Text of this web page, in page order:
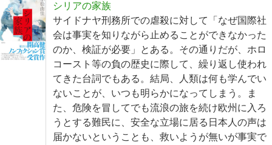
シリアの家族
サイドナヤ刑務所での虐殺に対して「なぜ国際社
会は事実を知りながら止めることができなかった
のか、検証が必要」とある。その通りだが、ホロ
コースト等の負の歴史に際して、繰り返し使われ
てきた台詞でもある。結局、人類は何も学んでい
ないことが、いつも明らかになってしまう。ま
た、危険を冒してでも流浪の旅を続け欧州に入ろ
うとする難民に、安全な立場に居る日本人の声は
届かないということも、救いようが無いが事実で